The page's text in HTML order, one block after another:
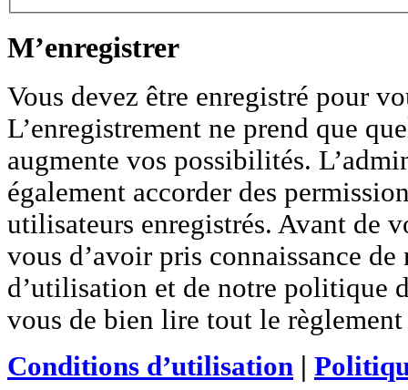
M’enregistrer
Vous devez être enregistré pour
L’enregistrement ne prend que
augmente vos possibilités.
également accorder des
utilisateurs enregistrés. Avant de
vous d’avoir pris connaissance
d’utilisation et de notre politique
vous de bien lire tout le
Conditions d’utilisation